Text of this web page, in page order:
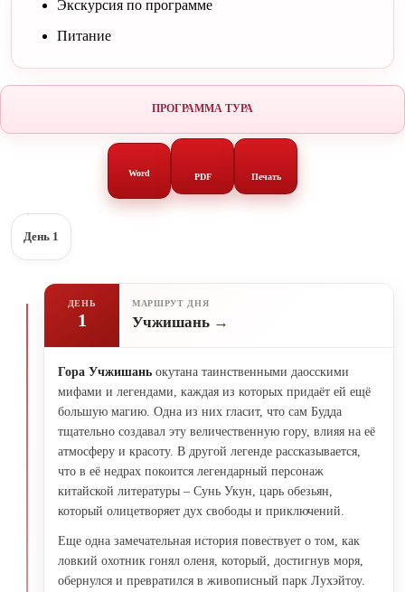
Экскурсия по программе
Питание
ПРОГРАММА ТУРА
Word PDF Печать
День 1
ДЕНЬ
1
МАРШРУТ ДНЯ
Учжишань
Гора Учжишань окутана таинственными даосскими
мифами и легендами, каждая из которых придаёт ей ещё
большую магию. Одна из них гласит, что сам Будда
тщательно создавал эту величественную гору, влияя на её
атмосферу и красоту. В другой легенде рассказывается,
что в её недрах покоится легендарный персонаж
китайской литературы – Сунь Укун, царь обезьян,
который олицетворяет дух свободы и приключений.
Еще одна замечательная история повествует о том, как
ловкий охотник гонял оленя, который, достигнув моря,
обернулся и превратился в живописный парк Лухэйтоу.